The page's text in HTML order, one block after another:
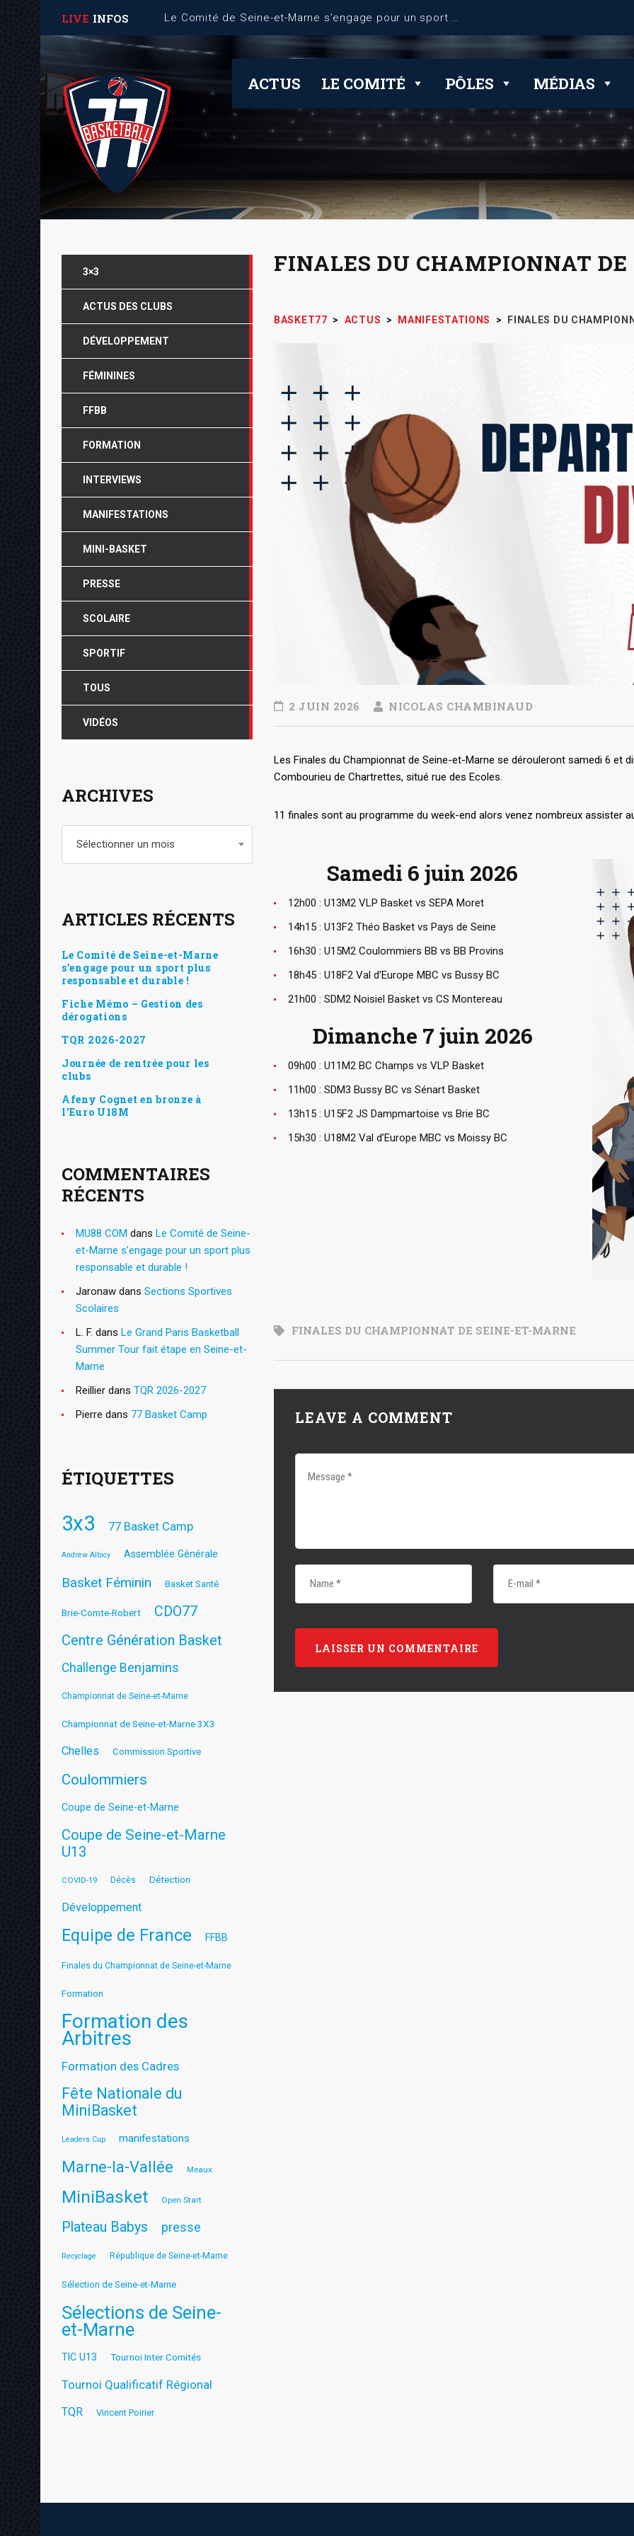
LIVE INFOS Fiche Mémo – Gestion des dérogations
ACTUS LE COMITÉ PÔLES MÉDIAS
FINALES DU CHAMPIONNAT
BASKET77 > ACTUS > MANIFESTATIONS > FINALES DU
2 JUIN 2026 NICOLAS CHAMBINAUD
Les Finales du Championnat de Seine-et-Marne se dérouleront samedi 6 et
Combourieu de Chartrettes, situé rue des Ecoles.
11 finales sont au programme du week-end alors venez nombreux assister
Samedi 6 juin 2026
12h00 : U13M2 VLP Basket vs SEPA Moret
14h15 : U13F2 Théo Basket vs Pays de Seine
16h30 : U15M2 Coulommiers BB vs BB Provins
18h45 : U18F2 Val d’Europe MBC vs Bussy BC
21h00 : SDM2 Noisiel Basket vs CS Montereau
Dimanche 7 juin 2026
09h00 : U11M2 BC Champs vs VLP Basket
11h00 : SDM3 Bussy BC vs Sénart Basket
13h15 : U15F2 JS Dampmartoise vs Brie BC
15h30 : U18M2 Val d’Europe MBC vs Moissy BC
FINALES DU CHAMPIONNAT DE SEINE-ET-MARNE
LEAVE A COMMENT
3×3
ACTUS DES CLUBS
DÉVELOPPEMENT
FÉMININES
FFBB
FORMATION
INTERVIEWS
MANIFESTATIONS
MINI-BASKET
PRESSE
SCOLAIRE
SPORTIF
TOUS
VIDÉOS
ARCHIVES
Sélectionner un mois
ARTICLES RÉCENTS
Le Comité de Seine-et-Marne
s’engage pour un sport plus
responsable et durable !
Fiche Mémo – Gestion des
dérogations
TQR 2026-2027
Journée de rentrée pour les
clubs
Afeny Cognet en bronze à
l’Euro U18M
COMMENTAIRES
RÉCENTS
MU88 COM dans Le Comité de Seine-
et-Marne s’engage pour un sport plus
responsable et durable !
Jaronaw dans Sections Sportives
Scolaires
L. F. dans Le Grand Paris Basketball
Summer Tour fait étape en Seine-et-
Marne
Reillier dans TQR 2026-2027
Pierre dans 77 Basket Camp
ÉTIQUETTES
3x3 77 Basket Camp
Andrew Albicy Assemblée Générale
Basket Féminin Basket Santé
Brie-Comte-Robert CDO77
Centre Génération Basket
Challenge Benjamins
Championnat de Seine-et-Marne
Championnat de Seine-et-Marne 3X3
Chelles Commission Sportive
Coulommiers
Coupe de Seine-et-Marne
Coupe de Seine-et-Marne
U13
COVID-19 Décès Détection
Développement
Equipe de France FFBB
Finales du Championnat de Seine-et-Marne
Formation
Formation des
Arbitres
Formation des Cadres
Fête Nationale du
MiniBasket
Leaders Cup manifestations
Marne-la-Vallée Meaux
MiniBasket Open Start
Plateau Babys presse
Recyclage République de Seine-et-Marne
Sélection de Seine-et-Marne
Sélections de Seine-
et-Marne
TIC U13 Tournoi Inter Comités
Tournoi Qualificatif Régional
TQR Vincent Poirier